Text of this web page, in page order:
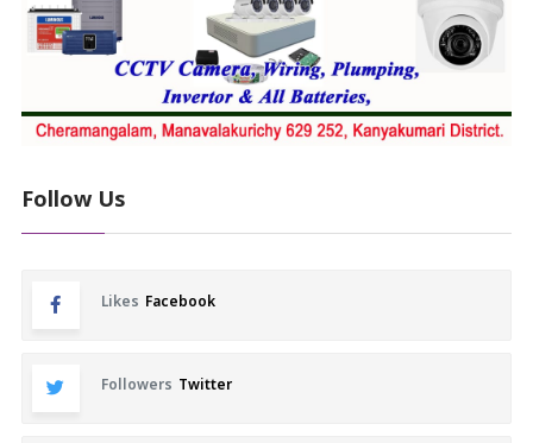
Follow Us
Likes Facebook
Followers Twitter